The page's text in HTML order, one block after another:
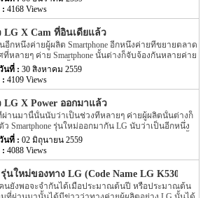
ล่าสุด LG V20 นั้นได้ถูกเปิดตัวออกมาแล้วที่ประเทศ
เครื่อง LG V20 ที่เปิดตัวออกมาที่ประเทศอินเดียนั้นจะ
เครื่องอยู่ที่ INR 54,999 หรือราคาประมาณ $800 หาก
ยก็ประมาณ 28,800 บาท สำหรับ Spec ของ V20 นี้จะมา
ที่เป็นแบบ Hi-Fi Quad DAC ทั้งกล้องทางด้านหน้าและ
หลังของตัวเครื่อง โดยจะรองรับการ recorder audio ได้
ตัวเครื่องนั้นจะถูกพัฒนาให้เป็น aluminum สำหรับ
รที่ขับเคลื่อนตัวเครื่องนั้นจะเป็นระบบปฏิบัติการอย่าง
สำหรับ Chipset ที่ขับเคลื่อนตัวเครื่องนั้นจะเป็น
4168 Views
LG X Cam ที่อินเดียแล้ว
อีกหนึ่งค่ายผู้ผลิต Smartphone อีกหนึ่งค่ายที่ขยายตลาด
ที่หลายๆ ค่าย Smartphone นั้นต่างก็จับจ้องกันหลายค่าย
อินเดีย โดยล่าสุดนั้นทางค่ายผู้ผลิต Smartphone อย่าง
Smartphone รุ่นใหม่อย่าง LG X Cam ออกมายัง
ยแล้ว สำหรับ Spec ของตัวเครื่องจะเป็นอย่างไรนั้นไปดู
ำหรับรุ่นใหม่ของทาง LG อย่างรุ่น LG X Cam ที่เปิดตัว
ทศอินเดียนั้นโดยสิ่งที่น่าสนใจของตัวเครื่องรุ่นใหม่นี้นั้น
องหลังของตัวเครื่องที่ทาง LG นั้นได้ระบุออกมาว่าจะ
dual camera หรือกล้องหลัง 2 ตัวนั้นเอง โดยกล้องหลัง
จะคล้ายกับรุ่นอย่าง LG G5 นั้นเอง อีกทั้งความ
ล้องนั้นยังเท่ากับรุ่น LG G5 อีกด้วย โดยความละเอียด
หัความละเอียดอยู่ที่ 13 megapixel โดย sensor ของกล้อง
angle มีความกว้างซึ่งรองรับการถ่ายภาพได้สวยขึ้น
30 สิงหาคม 2559
4109 Views
LG X Power ออกมาแล้ว
ผ่านมานี้นั้นนับว่าเป็นช่วงที่หลายๆ ค่ายผู้ผลิตนั้นต่างก็
ว Smartphone รุ่นใหม่ออกมากัน LG นับว่าเป็นอีกหนึ่ง
ดตัว Smartphone รุ่นใหม่อย่าง LG X Power ออกมานั้น
ของ LG X Power รุ่นใหม่นี้จะมีอะไรน่าสนใจนั้นไปดูกัน
ยรุ่นแรกของทาง LG นับเป็นรุ่นที่มีความสอดคล้องกับชื่อ
LG X Power นี้มาพร้อมกับความจุของ battery ขนาด
ำหรับขนาดของหน้าจอนั้นจะมีขนาดอยุ่ที่ 5.3 นิ้ว โดย
หน้าจอแบบ IPS ซึ่งให้ความละเอียดของหน้าจอยู่ที่
02 มิถุนายน 2559
4088 Views
นใหม่ของทาง LG (Code Name LG K530
นยังพอจะจำกันได้เมื่อประมาณต้นปี หรือประมาณต้น